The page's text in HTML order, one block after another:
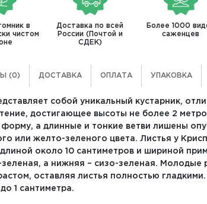
в
чистом
Доставка по всей
России (Почтой и
СДЕК)
Более 1000
саженцев
(0) ДОСТАВКА ОПЛАТА УПАКОВКА
собой уникальный кустарник,
достигающее высоты не более 2
а длинные и тонкие ветви лишены
или желто-зеленого цвета. Листья у
около 10 сантиметров и шириной
а нижняя – сизо-зеленая. Молодые
оставляя листья полностью
1 сантиметра.